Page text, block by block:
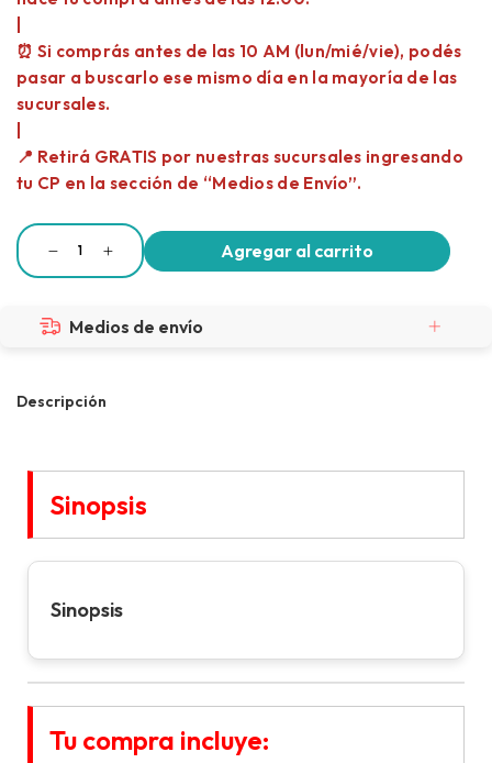
Medios de envío
Descripción
Sinopsis
Sinopsis
Tu compra incluye: